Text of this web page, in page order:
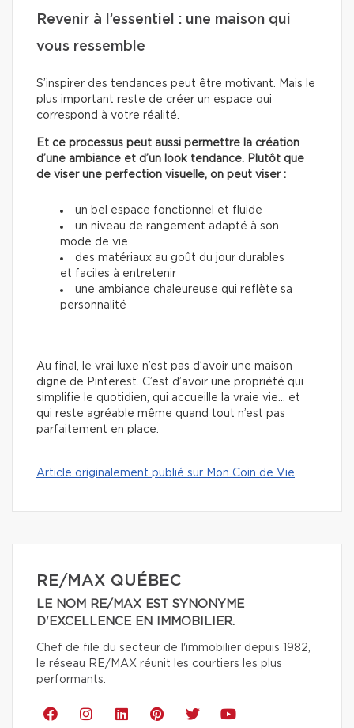
Revenir à l’essentiel : une maison qui
vous ressemble
S’inspirer des tendances peut être motivant. Mais le
plus important reste de créer un espace qui
correspond à votre réalité.
Et ce processus peut aussi permettre la création
d’une ambiance et d’un look tendance. Plutôt que
de viser une perfection visuelle, on peut viser :
un bel espace fonctionnel et fluide
un niveau de rangement adapté à son
mode de vie
des matériaux au goût du jour durables
et faciles à entretenir
une ambiance chaleureuse qui reflète sa
personnalité
Au final, le vrai luxe n’est pas d’avoir une maison
digne de Pinterest. C’est d’avoir une propriété qui
simplifie le quotidien, qui accueille la vraie vie… et
qui reste agréable même quand tout n’est pas
parfaitement en place.
Article originalement publié sur Mon Coin de Vie
RE/MAX QUÉBEC
LE NOM RE/MAX EST SYNONYME
D'EXCELLENCE EN IMMOBILIER.
Chef de file du secteur de l'immobilier depuis 1982,
le réseau RE/MAX réunit les courtiers les plus
performants.